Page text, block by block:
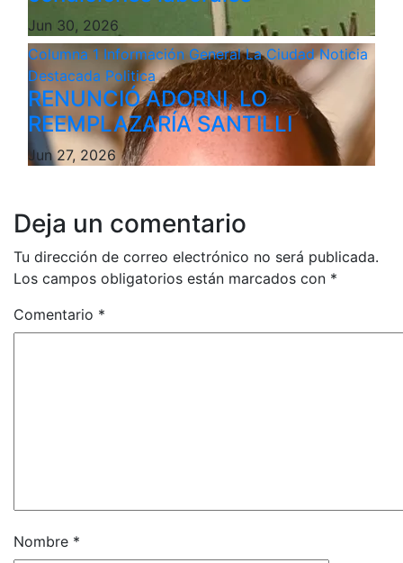
Jun 30, 2026
Columna 1 Información GeneralLa CiudadNoticia
Destacada Politica
RENUNCIÓ ADORNI, LO
REEMPLAZARÍA SANTILLI
Jun 27, 2026
Deja un comentario
Tu dirección de correo electrónico no será publicada.
Los campos obligatorios están marcados con *
Comentario *
Nombre *